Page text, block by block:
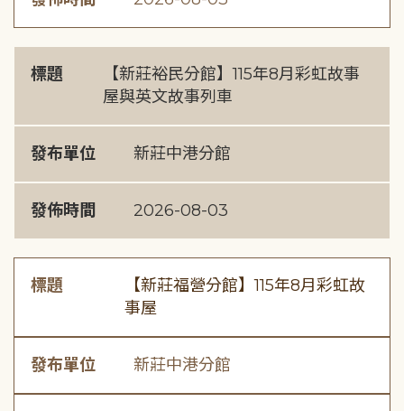
標題
【新莊裕民分館】115年8月彩虹故事
屋與英文故事列車
發布單位 新莊中港分館
發佈時間 2026-08-03
標題
【新莊福營分館】115年8月彩虹故
事屋
發布單位 新莊中港分館